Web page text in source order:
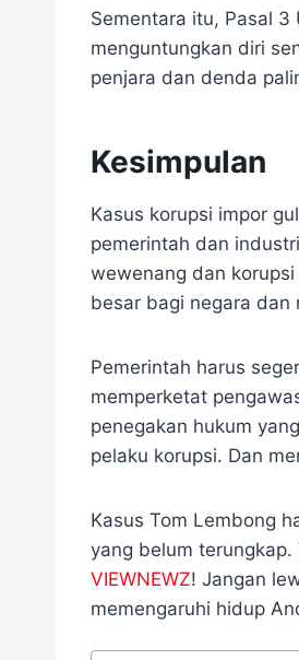
Sementara itu, Pasal
menguntungkan diri
penjara dan denda
Kesimpulan
Kasus korupsi impor
pemerintah dan
wewenang dan
besar bagi negara dan
Pemerintah harus
memperketat
penegakan hukum
pelaku korupsi. Dan
Kasus Tom Lembong
yang belum
VIEWNEWZ! Jangan
memengaruhi hidup
Post